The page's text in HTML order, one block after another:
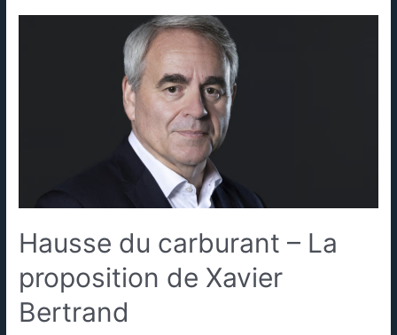
Hausse du carburant – La
proposition de Xavier
Bertrand